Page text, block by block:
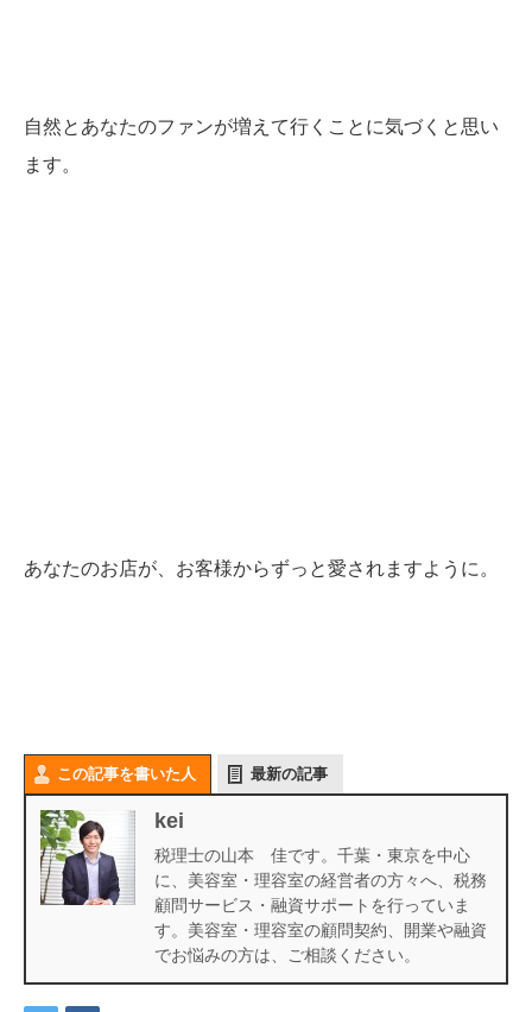
自然とあなたのファンが増えて行くことに気づくと思い
ます。
あなたのお店が、お客様からずっと愛されますように。
この記事を書いた人 最新の記事
kei
税理士の山本 佳です。千葉・東京を中心
に、美容室・理容室の経営者の方々へ、税務
顧問サービス・融資サポートを行っていま
す。美容室・理容室の顧問契約、開業や融資
でお悩みの方は、ご相談ください。